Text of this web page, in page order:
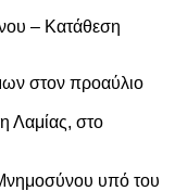
– Κατάθεση
στον προαύλιο
Λαμίας, στο
υπό του